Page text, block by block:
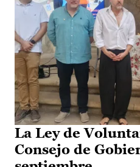
La Ley de
Consejo de